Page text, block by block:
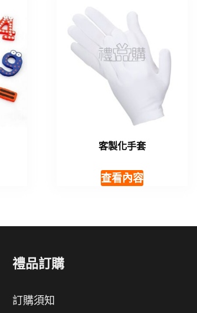
客製化手套
查看內容
禮品訂購
訂購須知